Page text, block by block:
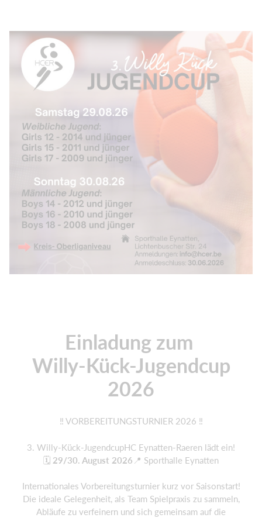
Einladung zum
Willy-Kück-Jugendcup
2026
‼️ VORBEREITUNGSTURNIER 2026 ‼️
3.⁠ ⁠Willy-Kück-JugendcupHC Eynatten-Raeren lädt ein!
🗓️ 29/30. August 2026 📍 Sporthalle Eynatten
Internationales Vorbereitungsturnier kurz vor Saisonstart!
Die ideale Gelegenheit, als Team Spielpraxis zu sammeln,
Abläufe zu verfeinern und sich gemeinsam auf die